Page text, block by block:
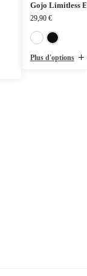
Gojo Limitless
29,90 €
Plus d'options